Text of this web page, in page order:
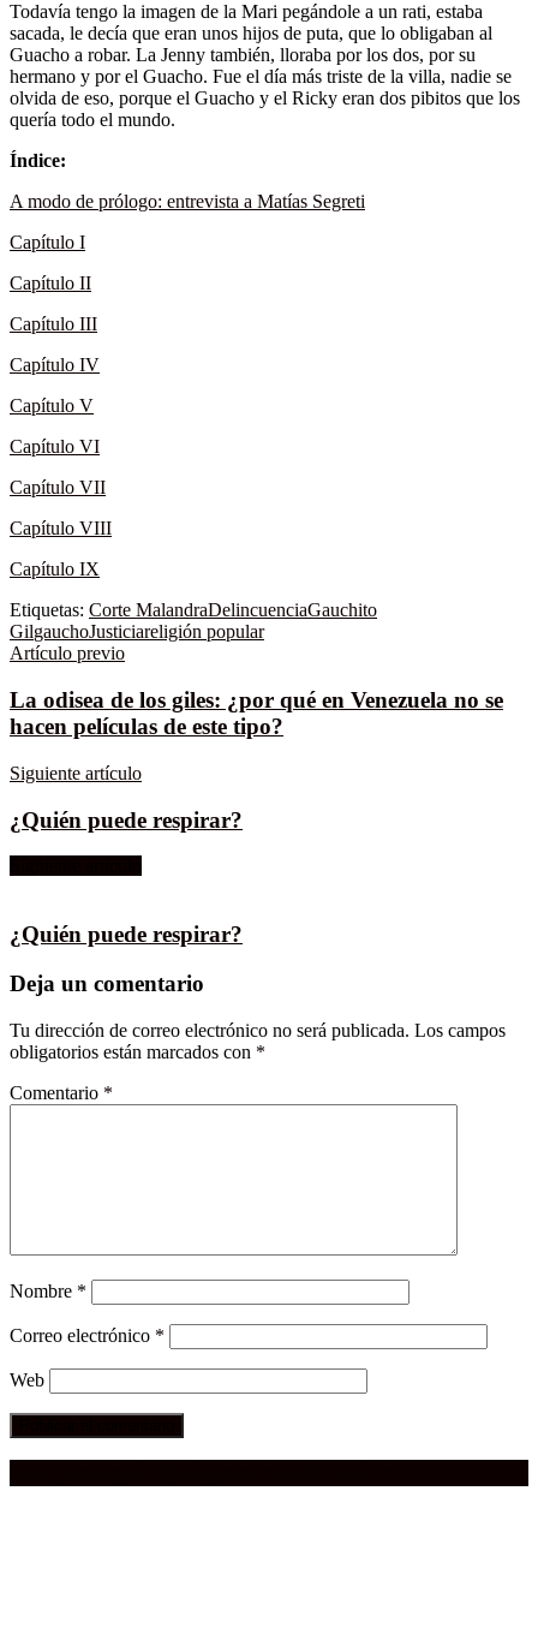
Todavía tengo la imagen de la Mari pegándole a un rati, estaba
sacada, le decía que eran unos hijos de puta, que lo obligaban al
Guacho a robar. La Jenny también, lloraba por los dos, por su
hermano y por el Guacho. Fue el día más triste de la villa, nadie se
olvida de eso, porque el Guacho y el Ricky eran dos pibitos que los
quería todo el mundo.
Índice:
A modo de prólogo: entrevista a Matías Segreti
Capítulo I
Capítulo II
Capítulo III
Capítulo IV
Capítulo V
Capítulo VI
Capítulo VII
Capítulo VIII
Capítulo IX
Etiquetas: Corte MalandraDelincuenciaGauchito
GilgauchoJusticiareligión popular
Artículo previo
La odisea de los giles: ¿por qué en Venezuela no se
hacen películas de este tipo?
Siguiente artículo
¿Quién puede respirar?
¿Quién puede respirar?
Deja un comentario
Tu dirección de correo electrónico no será publicada. Los campos
obligatorios están marcados con *
Comentario *
Nombre *
Correo electrónico *
Web